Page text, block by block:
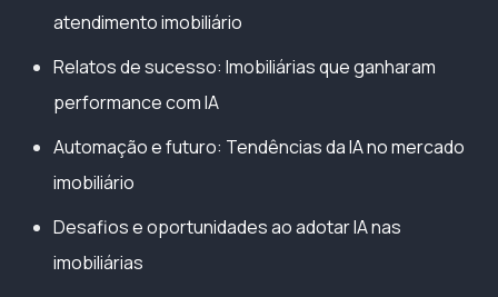
atendimento imobiliário
Relatos de sucesso: Imobiliárias que ganharam
performance com IA
Automação e futuro: Tendências da IA no mercado
imobiliário
Desafios e oportunidades ao adotar IA nas
imobiliárias